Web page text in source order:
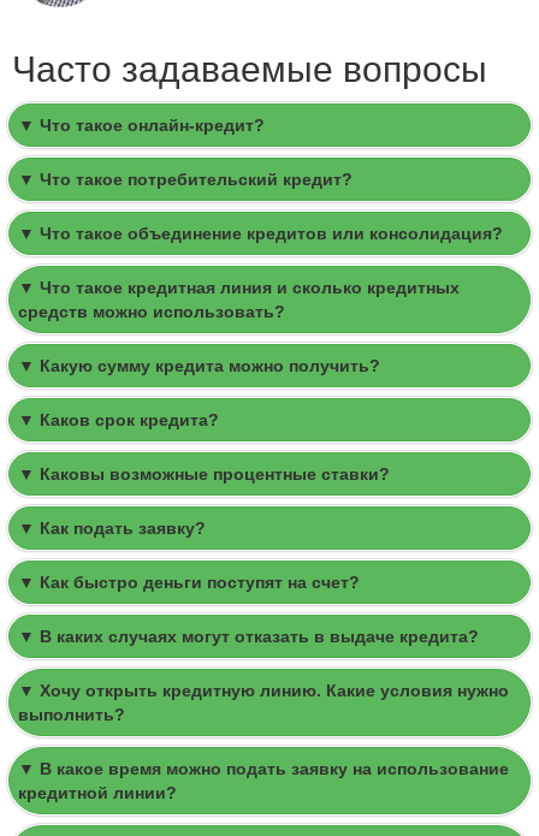
Часто задаваемые вопросы
▼ Что такое онлайн-кредит?
▼ Что такое потребительский кредит?
▼ Что такое объединение кредитов или консолидация?
▼ Что такое кредитная линия и сколько кредитных
средств можно использовать?
▼ Какую сумму кредита можно получить?
▼ Каков срок кредита?
▼ Каковы возможные процентные ставки?
▼ Как подать заявку?
▼ Как быстро деньги поступят на счет?
▼ В каких случаях могут отказать в выдаче кредита?
▼ Хочу открыть кредитную линию. Какие условия нужно
выполнить?
▼ В какое время можно подать заявку на использование
кредитной линии?